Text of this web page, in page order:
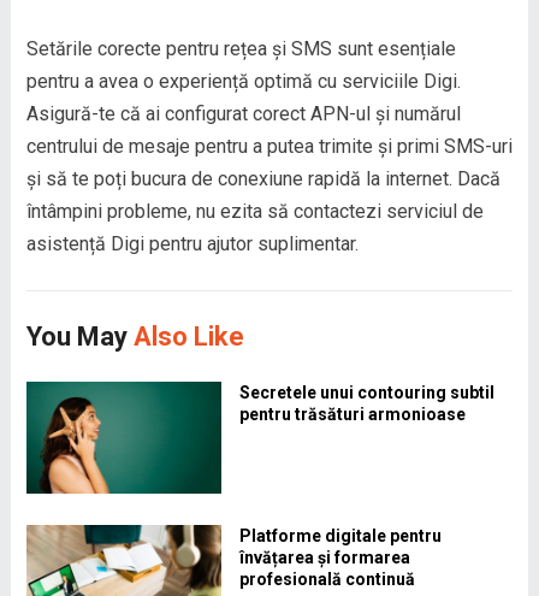
Setările corecte pentru rețea și SMS sunt esențiale
pentru a avea o experiență optimă cu serviciile Digi.
Asigură-te că ai configurat corect APN-ul și numărul
centrului de mesaje pentru a putea trimite și primi SMS-uri
și să te poți bucura de conexiune rapidă la internet. Dacă
întâmpini probleme, nu ezita să contactezi serviciul de
asistență Digi pentru ajutor suplimentar.
You May Also Like
Secretele unui contouring subtil
pentru trăsături armonioase
Platforme digitale pentru
învățarea și formarea
profesională continuă